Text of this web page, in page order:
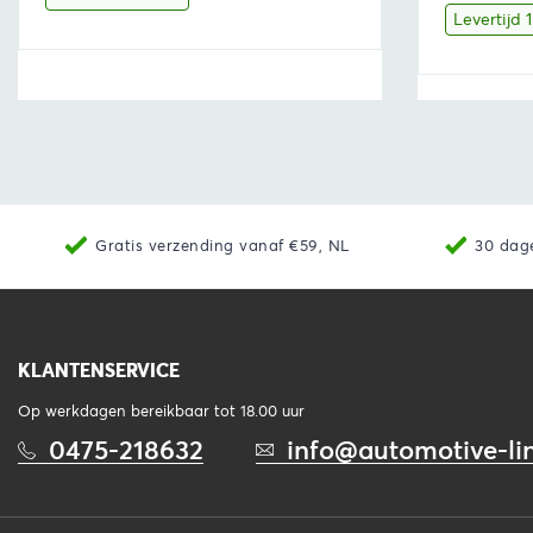
was:
Levertijd
Gratis verzending vanaf €59, NL 30
KLANTENSERVICE
Op werkdagen bereikbaar tot 18.00 uur
0475-218632 info@automotive-